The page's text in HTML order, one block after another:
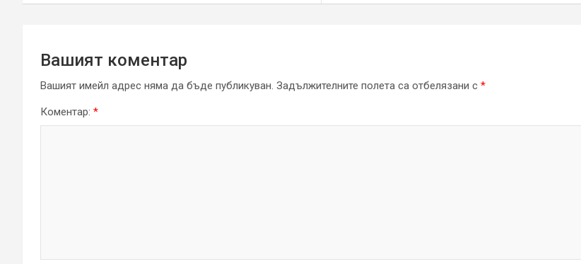
Вашият коментар
Вашият имейл адрес няма да бъде публикуван. Задължителните полета са отбелязани с *
Коментар: *